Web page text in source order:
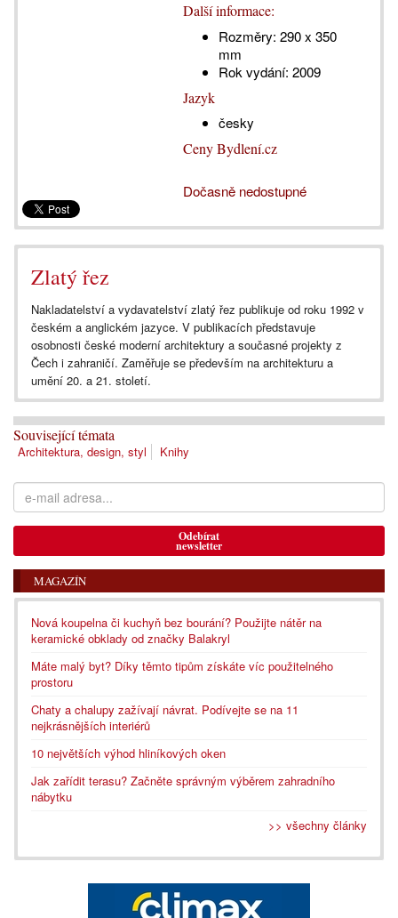
Další informace:
Rozměry: 290 x 350
mm
Rok vydání: 2009
Jazyk
česky
Ceny Bydlení.cz
Dočasně nedostupné
Zlatý řez
Nakladatelství a vydavatelství zlatý řez publikuje od roku 1992 v
českém a anglickém jazyce. V publikacích představuje
osobnosti české moderní architektury a současné projekty z
Čech i zahraničí. Zaměřuje se především na architekturu a
umění 20. a 21. století.
Související témata
Architektura, design, styl Knihy
Odebírat
newsletter
MAGAZÍN
Nová koupelna či kuchyň bez bourání? Použijte nátěr na
keramické obklady od značky Balakryl
Máte malý byt? Díky těmto tipům získáte víc použitelného
prostoru
Chaty a chalupy zažívají návrat. Podívejte se na 11
nejkrásnějších interiérů
10 největších výhod hliníkových oken
Jak zařídit terasu? Začněte správným výběrem zahradního
nábytku
>> všechny články